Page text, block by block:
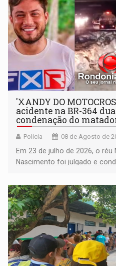
'XANDY DO
acidente na BR-364
condenação do
Polícia 08 de Agosto de
Em 23 de julho de 2026, o
Nascimento foi julgado e